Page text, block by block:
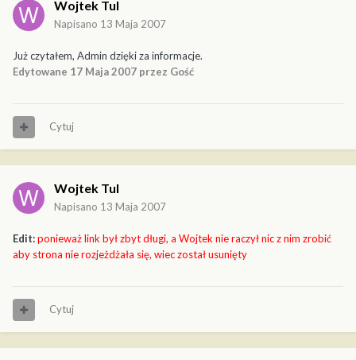
Wojtek Tul
Napisano 13 Maja 2007
Już czytałem, Admin dzięki za informacje.
Edytowane 17 Maja 2007 przez Gość
Cytuj
Wojtek Tul
Napisano 13 Maja 2007
Edit:ponieważ link był zbyt długi, a Wojtek nie raczył nic z nim zrobić
aby strona nie rozjeżdżała się, wiec został usunięty
Cytuj